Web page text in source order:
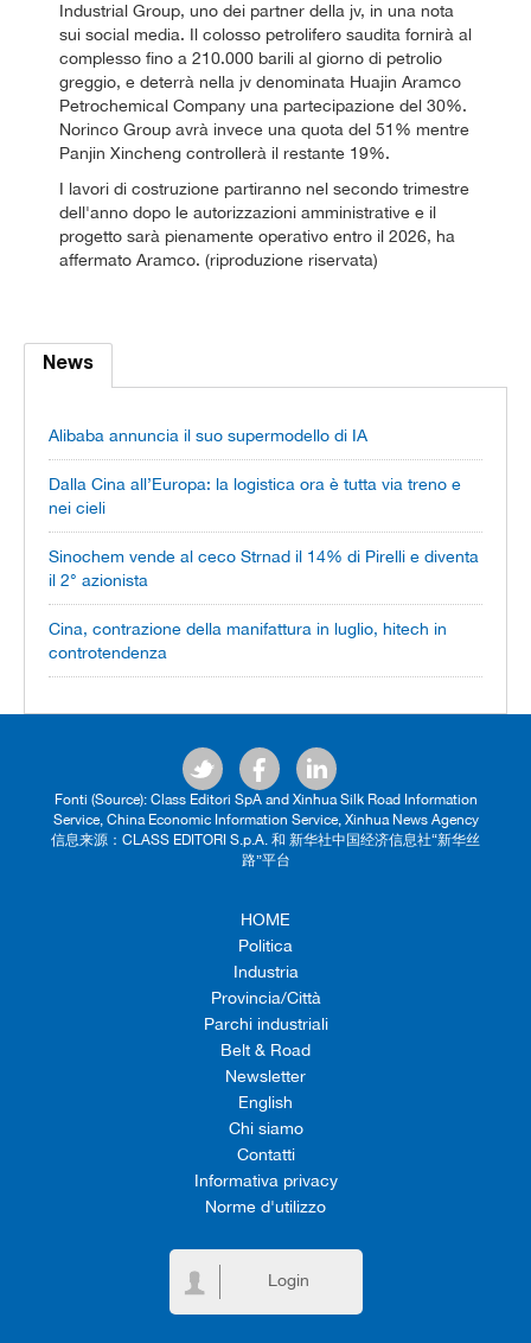
Industrial Group, uno dei partner della jv, in una nota
sui social media. Il colosso petrolifero saudita fornirà al
complesso fino a 210.000 barili al giorno di petrolio
greggio, e deterrà nella jv denominata Huajin Aramco
Petrochemical Company una partecipazione del 30%.
Norinco Group avrà invece una quota del 51% mentre
Panjin Xincheng controllerà il restante 19%.
I lavori di costruzione partiranno nel secondo trimestre
dell'anno dopo le autorizzazioni amministrative e il
progetto sarà pienamente operativo entro il 2026, ha
affermato Aramco. (riproduzione riservata)
News
Alibaba annuncia il suo supermodello di IA
Dalla Cina all’Europa: la logistica ora è tutta via treno e
nei cieli
Sinochem vende al ceco Strnad il 14% di Pirelli e diventa
il 2° azionista
Cina, contrazione della manifattura in luglio, hitech in
controtendenza
Fonti (Source): Class Editori SpA and Xinhua Silk Road Information
Service, China Economic Information Service, Xinhua News Agency
信息来源：CLASS EDITORI S.p.A. 和 新华社中国经济信息社“新华丝
路”平台
HOME
Politica
Industria
Provincia/Città
Parchi industriali
Belt & Road
Newsletter
English
Chi siamo
Contatti
Informativa privacy
Norme d'utilizzo
Login